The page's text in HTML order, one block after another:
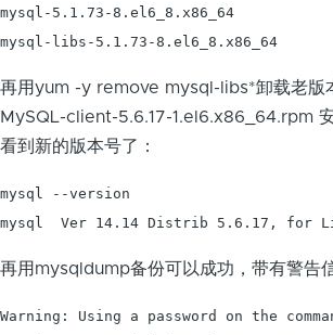
mysql-5.1.73-8.el6_8.x86_64
mysql-libs-5.1.73-8.el6_8.x86_64
再用yum -y remove mysql-libs*卸载老版
MySQL-client-5.6.17-1.el6.x86_64.rpm
看到新的版本号了：
mysql --version
mysql  Ver 14.14 Distrib 5.6.17, for
再用mysqldump备份可以成功，带有警告
Warning: Using a password on the